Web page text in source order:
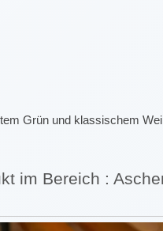
Grün und klassischem
im Bereich :